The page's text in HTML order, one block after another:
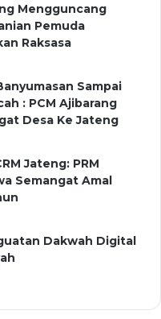
Mengguncang
Pemuda
Raksasa
Sampai
: PCM Ajibarang
Desa Ke Jateng
Jateng: PRM
Semangat Amal
Dakwah Digital